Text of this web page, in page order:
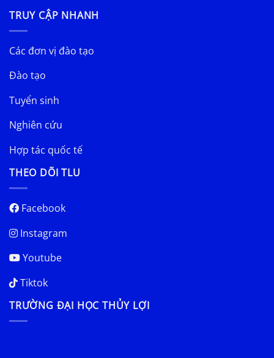
TRUY CẬP NHANH
Các đơn vị đào tạo
Đào tạo
Tuyển sinh
Nghiên cứu
Hợp tác quốc tế
THEO DÕI TLU
Facebook
Instagram
Youtube
Tiktok
TRƯỜNG ĐẠI HỌC THỦY LỢI